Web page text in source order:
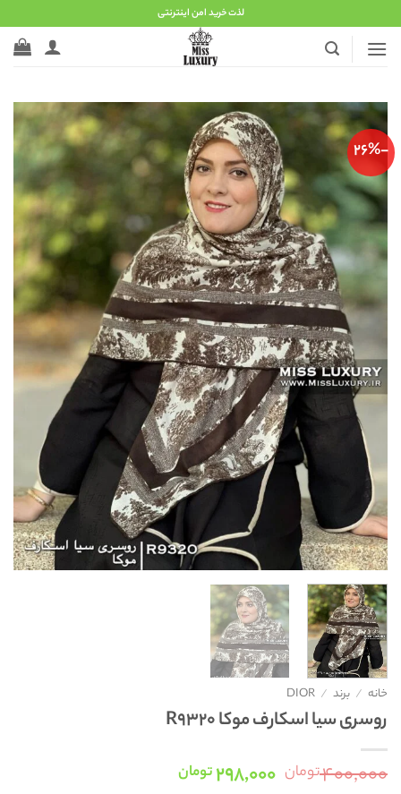
to
content
لذت خرید امن اینترنتی
-26%
خانه / برند /
DIOR
روسری سیا اسکارف موکا R9320
۴۰۰,۰۰۰تومان قیمت
۲۹۸,۰۰۰تومانقیمت